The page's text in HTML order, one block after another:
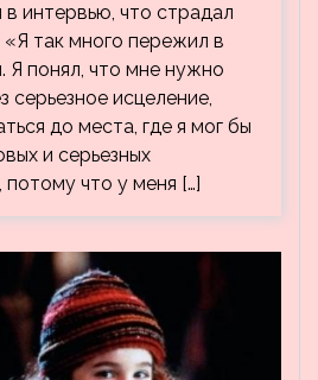
в интервью, что страдал
«Я так много пережил в
Я понял, что мне нужно
серьезное исцеление,
до места, где я мог бы
и серьезных
что у меня […]